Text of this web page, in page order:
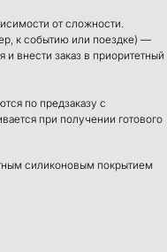
от сложности.
к событию или поездке) —
внести заказ в приоритетный
по предзаказу с
при получении готового
силиконовым покрытием